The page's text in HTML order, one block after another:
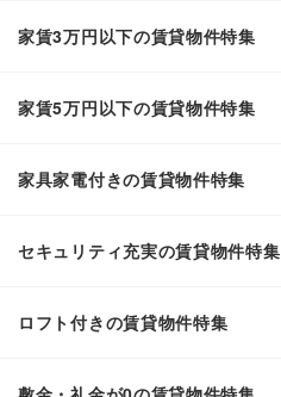
家賃3万円以下の賃貸物件特集
家賃5万円以下の賃貸物件特集
家具家電付きの賃貸物件特集
セキュリティ充実の賃貸物件特集
ロフト付きの賃貸物件特集